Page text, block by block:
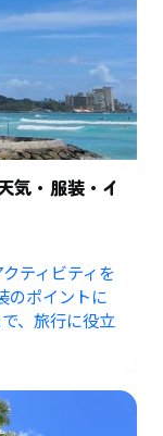
気・服装・イ
ティビティを
のポイントに
、旅行に役立